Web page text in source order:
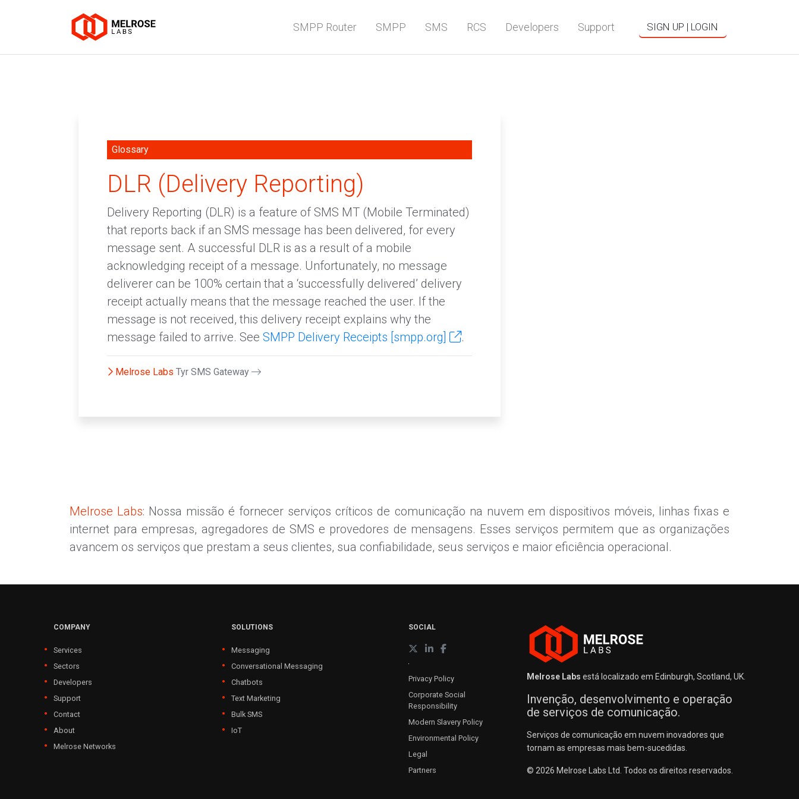
SMPP Router SMPP SMS RCS Developers Support SIGN UP | LOGIN
Glossary
DLR (Delivery Reporting)
Delivery Reporting (DLR) is a feature of SMS MT (Mobile Terminated)
that reports back if an SMS message has been delivered, for every
message sent. A successful DLR is as a result of a mobile
acknowledging receipt of a message. Unfortunately, no message
deliverer can be 100% certain that a ‘successfully delivered’ delivery
receipt actually means that the message reached the user. If the
message is not received, this delivery receipt explains why the
message failed to arrive. See SMPP Delivery Receipts [smpp.org] .
Melrose Labs Tyr SMS Gateway
Melrose Labs: Nossa missão é fornecer serviços críticos de comunicação na nuvem em dispositivos móveis, linhas fixas e
internet para empresas, agregadores de SMS e provedores de mensagens. Esses serviços permitem que as organizações
avancem os serviços que prestam a seus clientes, sua confiabilidade, seus serviços e maior eficiência operacional.
COMPANY
Services
Sectors
Developers
Support
Contact
About
Melrose Networks
SOLUTIONS
Messaging
Conversational Messaging
Chatbots
Text Marketing
Bulk SMS
IoT
SOCIAL
Privacy Policy
Corporate Social
Responsibility
Modern Slavery Policy
Environmental Policy
Legal
Partners
Melrose Labs está localizado em Edinburgh, Scotland, UK.
Invenção, desenvolvimento e operação
de serviços de comunicação.
Serviços de comunicação em nuvem inovadores que
tornam as empresas mais bem-sucedidas.
© 2026 Melrose Labs Ltd. Todos os direitos reservados.